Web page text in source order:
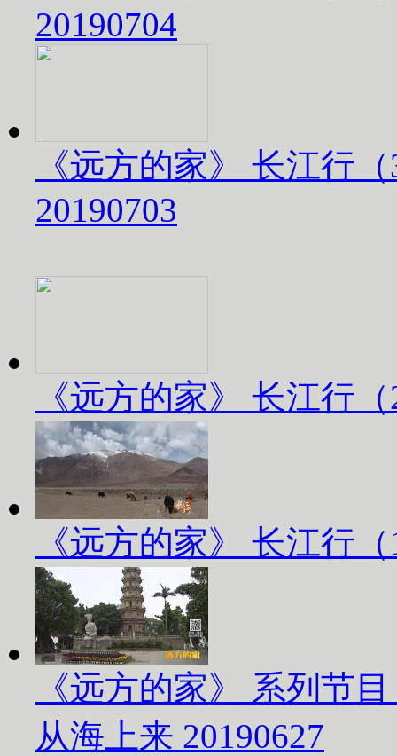
20190704
《远方的家》 长江行
20190703
《远方的家》 长江行
《远方的家》 长江行
《远方的家》 系列节
从海上来 20190627